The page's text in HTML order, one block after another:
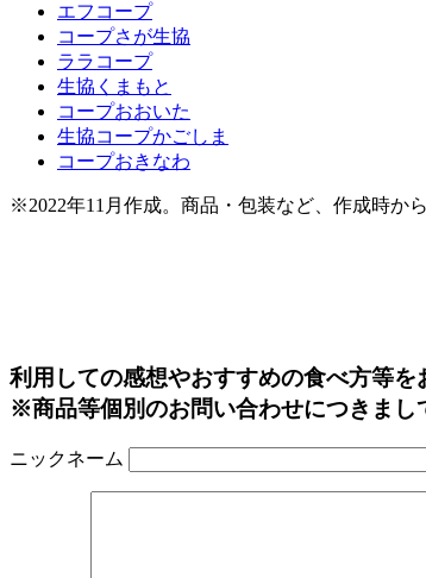
エフコープ
コープさが生協
ララコープ
生協くまもと
コープおおいた
生協コープかごしま
コープおきなわ
※2022年11月作成。商品・包装など、作成時か
利用しての感想やおすすめの食べ方等を
※商品等個別のお問い合わせにつきまし
ニックネーム